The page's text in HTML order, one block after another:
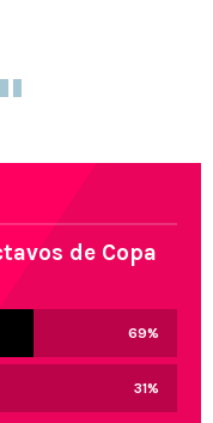
de Copa
69%
31%